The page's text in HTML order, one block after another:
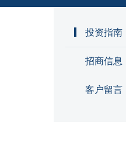
投资指南
招商信息
客户留言